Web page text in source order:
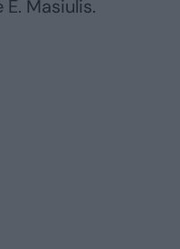
Masiulis.